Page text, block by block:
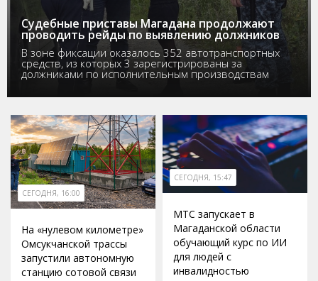
Судебные приставы Магадана продолжают
проводить рейды по выявлению должников
В зоне фиксации оказалось 352 автотранспортных
средств, из которых 3 зарегистрированы за
должниками по исполнительным производствам
СЕГОДНЯ, 16:00
На «нулевом километре»
Омсукчанской трассы
запустили автономную
станцию сотовой связи
СЕГОДНЯ, 15:47
МТС запускает в
Магаданской области
обучающий курс по ИИ
для людей с
инвалидностью